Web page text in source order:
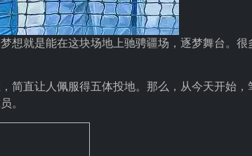
想就是能在这块场地上驰骋疆场，逐梦舞台。很
简直让人佩服得五体投地。那么，从今天开始，
。